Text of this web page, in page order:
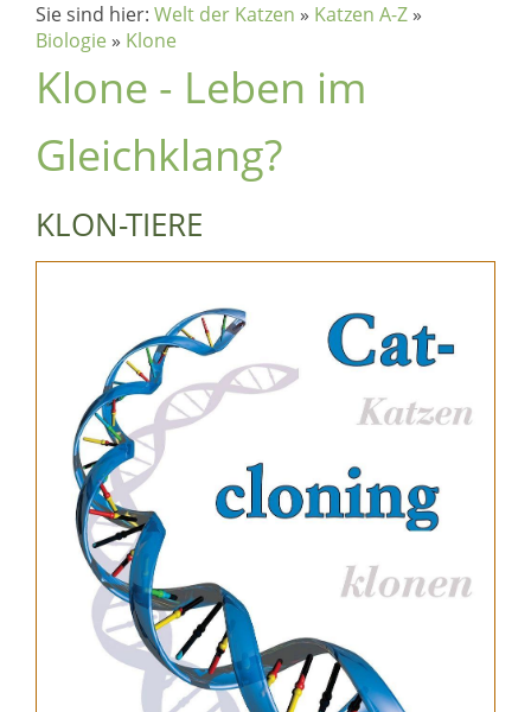
Sie sind hier: Welt der Katzen » Katzen A-Z »
Biologie » Klone
Klone - Leben im
Gleichklang?
KLON-TIERE